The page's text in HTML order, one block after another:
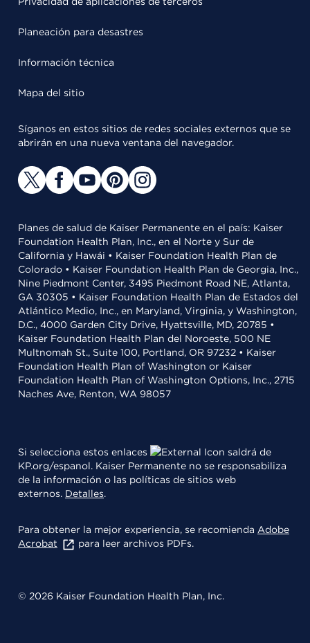
Planeación para desastres
Información técnica
Mapa del sitio
Síganos en estos sitios de redes sociales externos que se
abrirán en una nueva ventana del navegador.
Planes de salud de Kaiser Permanente en el país: Kaiser
Foundation Health Plan, Inc., en el Norte y Sur de
California y Hawái • Kaiser Foundation Health Plan de
Colorado • Kaiser Foundation Health Plan de Georgia, Inc.,
Nine Piedmont Center, 3495 Piedmont Road NE, Atlanta,
GA 30305 • Kaiser Foundation Health Plan de Estados del
Atlántico Medio, Inc., en Maryland, Virginia, y Washington,
D.C., 4000 Garden City Drive, Hyattsville, MD, 20785 •
Kaiser Foundation Health Plan del Noroeste, 500 NE
Multnomah St., Suite 100, Portland, OR 97232 • Kaiser
Foundation Health Plan of Washington or Kaiser
Foundation Health Plan of Washington Options, Inc., 2715
Naches Ave, Renton, WA 98057
Si selecciona estos enlaces
saldrá de
KP.org/espanol. Kaiser Permanente no se responsabiliza
de la información o las políticas de sitios web
externos. Detalles.
Para obtener la mejor experiencia, se recomienda Adobe
Acrobat
para leer archivos PDFs.
© 2026 Kaiser Foundation Health Plan, Inc.